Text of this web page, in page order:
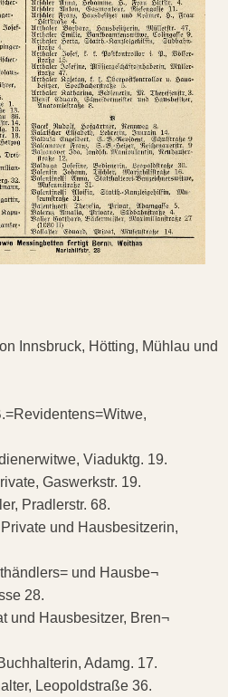
Innsbruck, Hötting, Mühlau und
Viaduktg. 19.
Gaswerkstr. 19.
Pradlerstr. 68.
und Hausbesitzerin,
und Hausbe¬
28.
und Hausbesitzer, Bren¬
Adamg. 17.
Leopoldstraße 36.